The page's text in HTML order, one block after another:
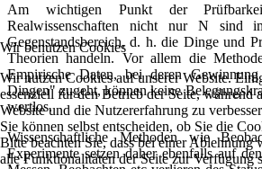
Am wichtigen Punkt der
Realwissenschaften nicht nur N sind
Gegenstandsbereich, d. h. die Dinge und
Theorien handeln. Vor allem die
Empirische Daten, bei deren
Dingen" zugeht, können keine
wertlos.
Wissenschaftliche Methoden wie
Experimente setzen daher ebenfalls auf
Wir benutzen Cookies
Wir nutzen Cookies auf unserer Website.
essenziell für den Betrieb der Seite, während
Website und die Nutzererfahrung zu
Sie können selbst entscheiden, ob Sie die
Bitte beachten Sie, dass bei einer Ablehnung
alle Funktionalitäten der Seite zur Verfügung